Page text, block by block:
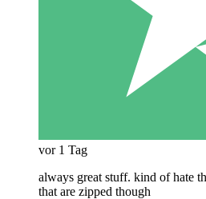
vor 1 Tag
always great stuff. kind of hate
that are zipped though